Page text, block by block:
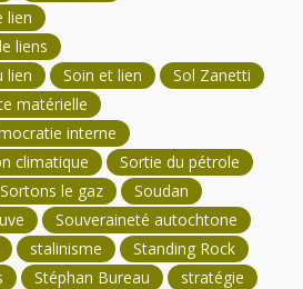
lien
liens
lien
Soin et lien
Sol Zanetti
matérielle
interne
climatique
Sortie du pétrole
Sortons le gaz
Soudan
Souveraineté autochtone
stalinisme
Standing Rock
Stéphan Bureau
stratégie